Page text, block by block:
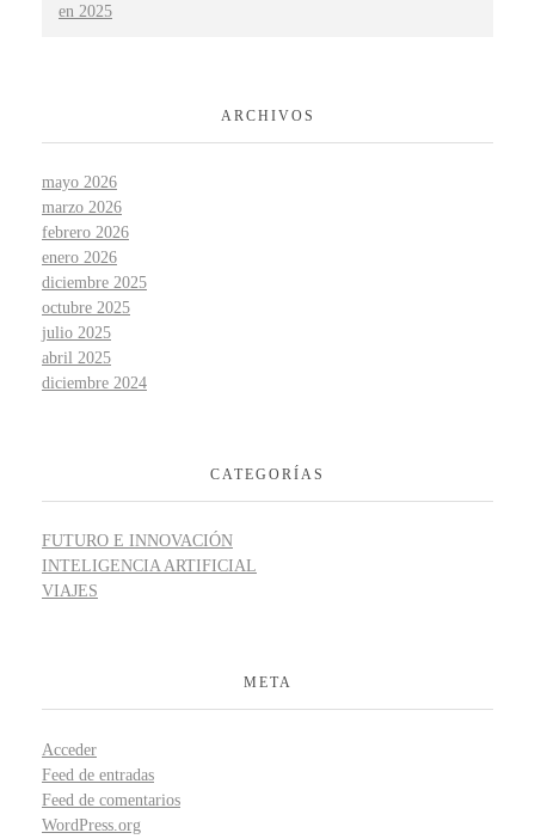
en 2025
ARCHIVOS
mayo 2026
marzo 2026
febrero 2026
enero 2026
diciembre 2025
octubre 2025
julio 2025
abril 2025
diciembre 2024
CATEGORÍAS
FUTURO E INNOVACIÓN
INTELIGENCIA ARTIFICIAL
VIAJES
META
Acceder
Feed de entradas
Feed de comentarios
WordPress.org